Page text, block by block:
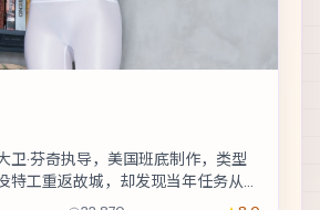
卫·芬奇执导，美国班底制作，类型
特工重返故城，却发现当年任务从未
括白宇、佛罗伦斯·皮尤、段奕宏 ...